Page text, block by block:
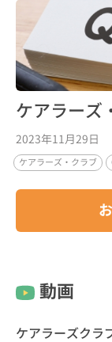
ケアラーズ
2023年11月29日
ケアラーズ・クラブ
動画
ケアラーズクラ